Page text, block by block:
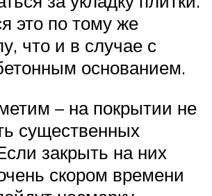
это по тому же
что и в случае с
основанием.
– на покрытии не
существенных
закрыть на них
скором времени